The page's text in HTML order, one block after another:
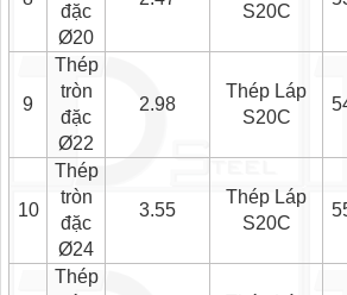
đặc
Ø20
S20C
9
Thép
tròn
đặc
Ø22
2.98
Thép Láp
S20C
10
Thép
tròn
đặc
Ø24
3.55
Thép Láp
S20C
Thép